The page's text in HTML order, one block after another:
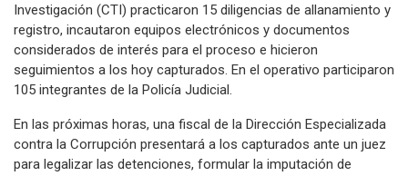
Investigación (CTI) practicaron 15 diligencias de allanamiento y
registro, incautaron equipos electrónicos y documentos
considerados de interés para el proceso e hicieron
seguimientos a los hoy capturados. En el operativo participaron
105 integrantes de la Policía Judicial.
En las próximas horas, una fiscal de la Dirección Especializada
contra la Corrupción presentará a los capturados ante un juez
para legalizar las detenciones, formular la imputación de